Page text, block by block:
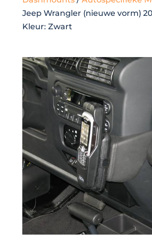
Jeep Wrangler (nieuwe vorm)
Kleur: Zwart